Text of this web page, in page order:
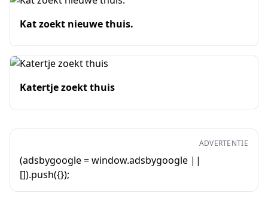
Kat zoekt nieuwe thuis.
Katertje zoekt thuis
ADVERTENTIE
(adsbygoogle = window.adsbygoogle ||
[]).push({});